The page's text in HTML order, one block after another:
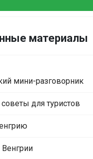
материалы
мини-разговорник
советы для туристов